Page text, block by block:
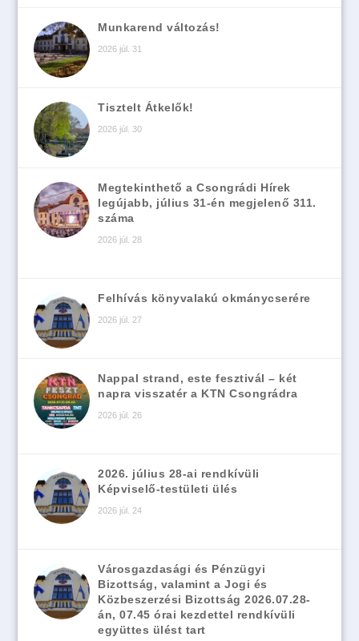
Munkarend változás!
2026 júl. 31
Tisztelt Átkelők!
2026 júl. 30
Megtekinthető a Csongrádi Hírek
legújabb, július 31-én megjelenő 311.
száma
2026 júl. 28
Felhívás könyvalakú okmánycserére
2026 júl. 27
Nappal strand, este fesztivál – két
napra visszatér a KTN Csongrádra
2026 júl. 26
2026. július 28-ai rendkívüli
Képviselő-testületi ülés
2026 júl. 24
Városgazdasági és Pénzügyi
Bizottság, valamint a Jogi és
Közbeszerzési Bizottság 2026.07.28-
án, 07.45 órai kezdettel rendkívüli
együttes ülést tart